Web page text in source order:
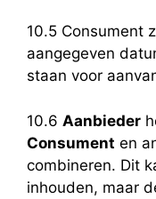
10.5 Consument
aangegeven
staan voor
10.6 Aanbieder
Consument en
combineren. Dit
inhouden, maar